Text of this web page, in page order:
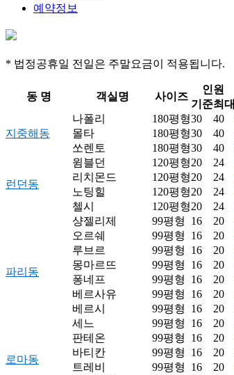
예약정보
* 법정공휴일 전일은 주말요금이 적용됩니다.
동 명 객실명 사이즈
인원
기준최대
지중해동
나폴리 180평형30 40
몰타
180평형30 40
쏘렌토
180평형30 40
런던동
윔블던 120평형20 24
리치몬드
120평형20 24
노팅힐
120평형20 24
첼시
120평형20 24
파리동
샹젤리제 99평형 16 20
오르쉐
99평형 16 20
루브르
99평형 16 20
몽마르뜨
99평형 16 20
퐁네프
99평형 16 20
베르사유
99평형 16 20
베르시
99평형 16 20
세느
99평형 16 20
로마동
판테온 99평형 16 20
바티칸
99평형 16 20
트레비
99평형 16 20